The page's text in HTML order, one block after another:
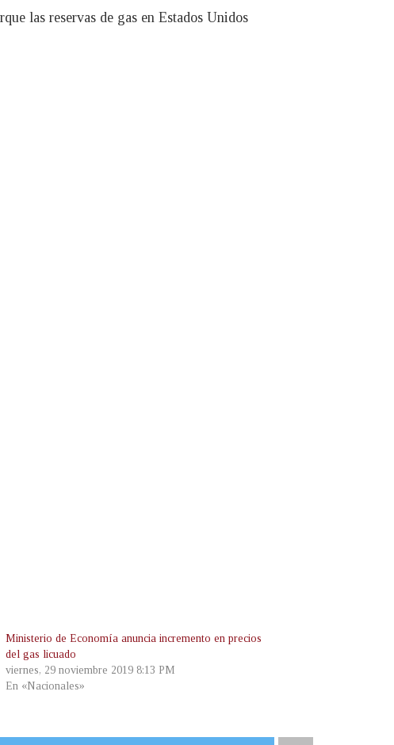
las reservas de gas en Estados Unidos
Ministerio de Economía anuncia incremento en precios
del gas licuado
viernes, 29 noviembre 2019 8:13 PM
En «Nacionales»